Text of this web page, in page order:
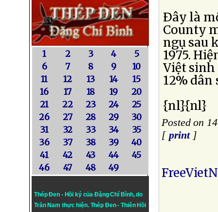
1 2 3 4
5
6
7 8 9
10
11
12 13 14
15
16
17 18 19
20
21
22 23 24
25
26
27 28 29
30
31
32 33 34
35
36
37 38 39
40
41
42 43 44
45
46
47 48 49
Thép Đen - Hồi ký của Đặng Chí Bình, do
Trần Nam thực hiện. Thép Đen- Thiên Hồi
Ðây là
County
ngụ sau
1975.
Việt sinh
12% dân
{nl}{nl}
Posted on
[ print]